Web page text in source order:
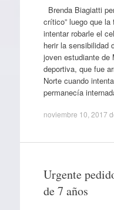
Brenda Biagiatti
crítico” luego que la
intentar robarle el
herir la sensibilidad
joven estudiante de
deportiva, que fue
Norte cuando
permanecía
noviembre 10, 2017
Urgente
de 7 años